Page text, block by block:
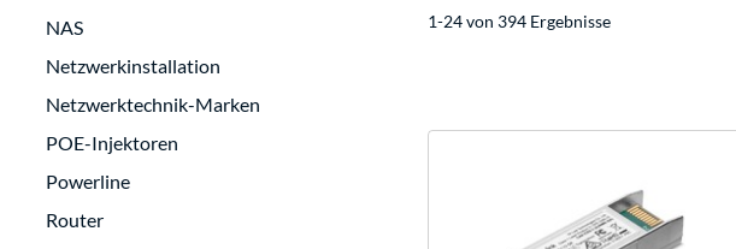
NAS
Netzwerkinstallation
Netzwerktechnik-Marken
POE-Injektoren
Powerline
Router
1-24 von 394 Ergebnisse